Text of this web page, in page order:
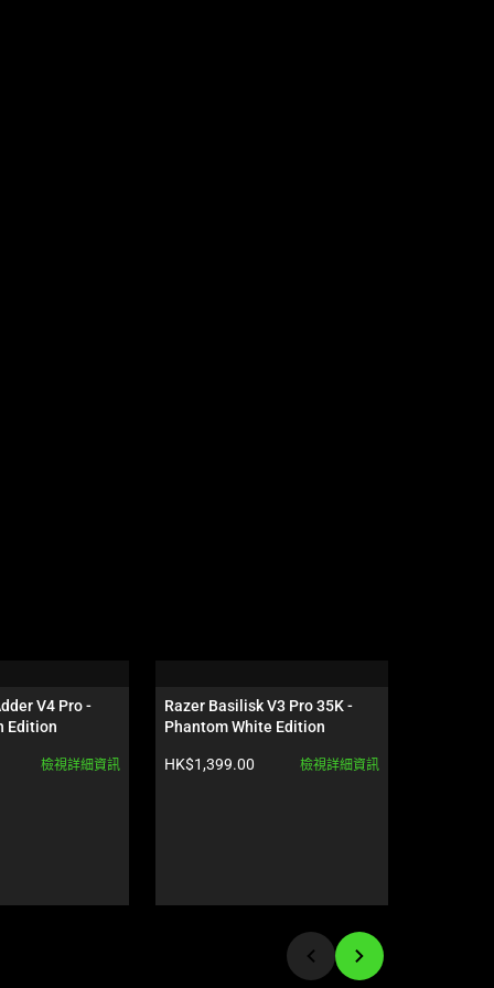
V4 Pro -
Edition
檢視詳細資訊
Razer Basilisk V3 Pro 35K -
Phantom White Edition
產品價格:
HK$1,399.00 檢視詳細資訊